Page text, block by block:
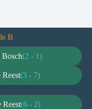
B
(2 - 1)
(3 - 7)
Reest(6 - 2)